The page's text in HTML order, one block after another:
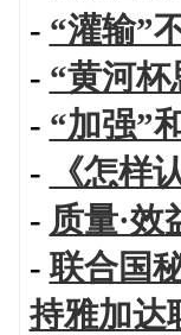
- “灌输”
- “黄河
- “加强”
-
《怎样
- 质量·效
-联合国
持雅加达